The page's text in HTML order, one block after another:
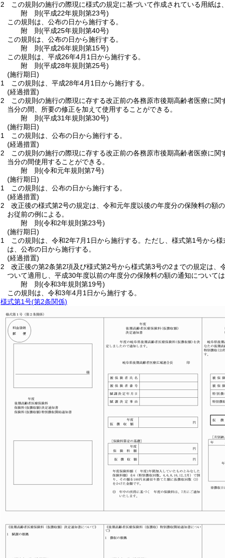
2
この規則の施行の際現に様式の規定に基づいて作成されている用紙
附 則(平成22年規則第23号)
この規則は、公布の日から施行する。
附 則(平成25年規則第40号)
この規則は、公布の日から施行する。
附 則(平成26年規則第15号)
この規則は、平成26年4月1日から施行する。
附 則(平成28年規則第25号)
(施行期日)
1
この規則は、平成28年4月1日から施行する。
(経過措置)
2
この規則の施行の際現に存する改正前の各務原市後期高齢者医療に
当分の間、所要の修正を加えて使用することができる。
附 則(平成31年規則第30号)
(施行期日)
1
この規則は、公布の日から施行する。
(経過措置)
2
この規則の施行の際現に存する改正前の各務原市後期高齢者医療に
当分の間使用することができる。
附 則(令和元年規則第7号)
(施行期日)
1
この規則は、公布の日から施行する。
(経過措置)
2
改正後の様式第2号の規定は、令和元年度以後の年度分の保険料の額
お従前の例による。
附 則(令和2年規則第23号)
(施行期日)
1
この規則は、令和2年7月1日から施行する。 ただし、様式第1号から
は、公布の日から施行する。
(経過措置)
2
改正後の第2条第2項及び様式第2号から様式第3号の2までの規定は
ついて適用し、平成30年度以前の年度分の保険料の額の通知については
附 則(令和3年規則第19号)
この規則は、令和3年4月1日から施行する。
様式第1号(第2条関係)